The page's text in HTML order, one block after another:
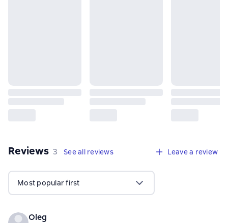
Reviews 3 reviews
3 See all reviews Leave a review
Most popular first
Oleg